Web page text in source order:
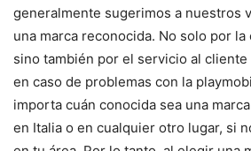
generalmente sugerimos a nuestros
una marca reconocida. No solo por
sino también por el servicio al
en caso de problemas con la
importa cuán conocida sea una
en Italia o en cualquier otro lugar, si